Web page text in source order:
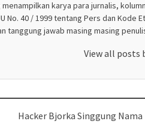
karya para jurnalis,
No. 40 / 1999 tentang Pers dan Kode
tanggung jawab masing masing
View all posts
Hacker Bjorka Singgung